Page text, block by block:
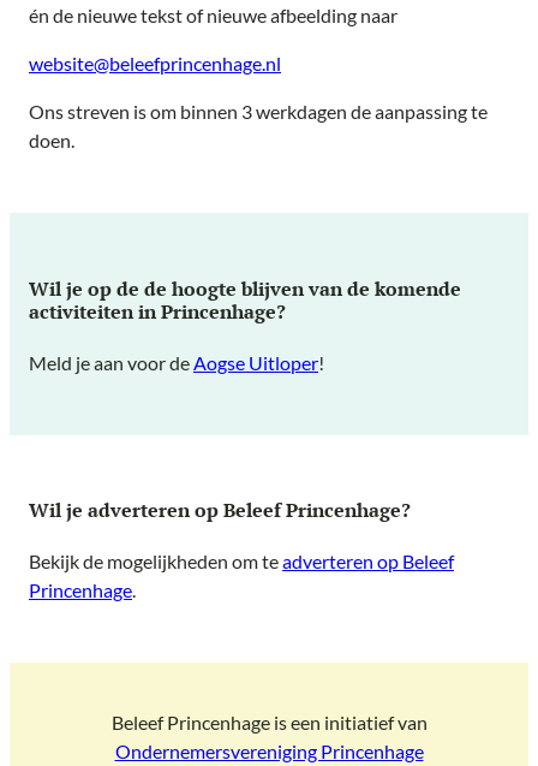
én de nieuwe tekst of nieuwe afbeelding naar
website@beleefprincenhage.nl
Ons streven is om binnen 3 werkdagen de aanpassing te
doen.
Wil je op de de hoogte blijven van de komende
activiteiten in Princenhage?
Meld je aan voor deAogse Uitloper!
Wil je adverteren op Beleef Princenhage?
Bekijk de mogelijkheden om teadverteren op Beleef
Princenhage.
Beleef Princenhage is een initiatief van
Ondernemersvereniging Princenhage